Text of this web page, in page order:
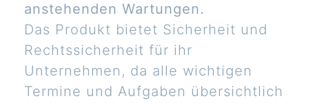
anstehenden Wartungen.
Das Produkt bietet Sicherheit und
Rechtssicherheit für ihr
Unternehmen, da alle wichtigen
Termine und Aufgaben übersichtlich